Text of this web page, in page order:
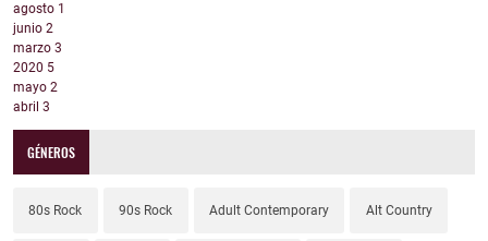
agosto 1
junio 2
marzo 3
2020 5
mayo 2
abril 3
GÉNEROS
80s Rock 90s Rock Adult Contemporary Alt Country